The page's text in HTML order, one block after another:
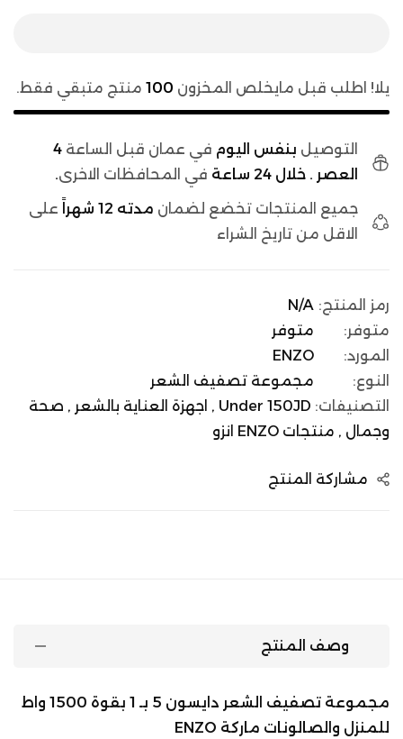
يلا! اطلب قبل مايخلص المخزون 100 منتج متبقي فقط.
التوصيل بنفس اليوم في عمان قبل الساعة 4
العصر . خلال 24 ساعة
في المحافظات الاخرى.
جميع المنتجات تخضع لضمان مدته 12 شهراً
على
الاقل من تاريخ الشراء
رمز المنتج: N/A
متوفر:
متوفر
المورد:
ENZO
النوع:
مجموعة تصفيف الشعر
التصنيفات: Under 150JD , اجهزة العناية بالشعر , صحة
وجمال , منتجات ENZO انزو
مشاركة المنتج
وصف المنتج
مجموعة تصفيف الشعر دايسون 5 بـ 1 بقوة 1500 واط
للمنزل والصالونات ماركة ENZO